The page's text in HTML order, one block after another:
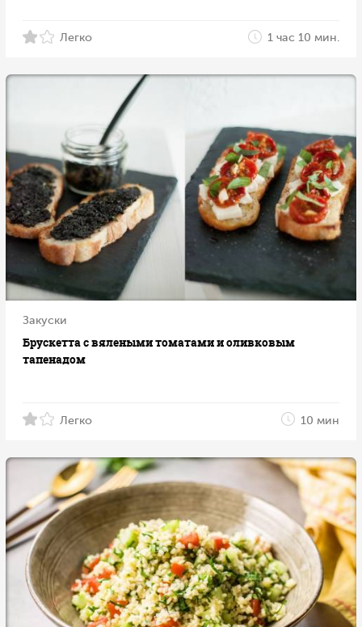
Легко 1 час 10 мин.
Закуски
Брускетта с вялеными томатами и оливковым
тапенадом
Легко 10 мин